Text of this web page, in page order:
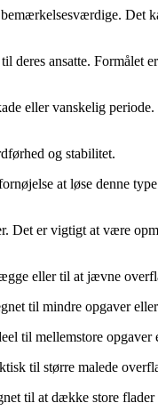
ansatte. Formålet
eller vanskelig
og stabilitet.
at løse denne
Det er vigtigt at være
eller til at jævne
til mindre opgaver
til mellemstore
til større malede
til at dække store